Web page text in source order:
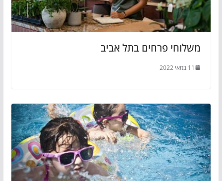
משלוחי פרחים בתל אביב
11 במאי 2022